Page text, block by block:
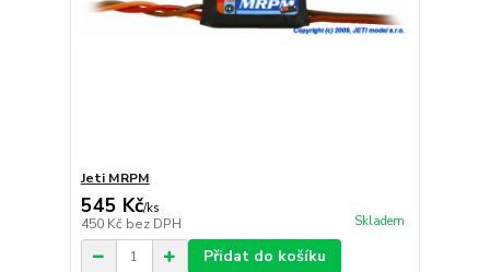
Jeti MRPM
545 Kč/ks
450 Kč bez DPH Skladem
Přidat do košíku